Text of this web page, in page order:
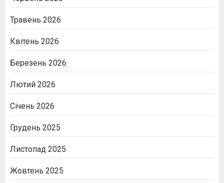
Травень 2026
Квітень 2026
Березень 2026
Лютий 2026
Січень 2026
Грудень 2025
Листопад 2025
Жовтень 2025